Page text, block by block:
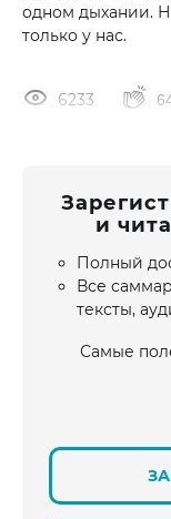
одном дыхании.
только у нас.
6233
и
Полный
Все
тексты,
Самые